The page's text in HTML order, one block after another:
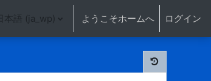
日本語 ‎(ja_wp)‎ ようこそホームへ ログイン